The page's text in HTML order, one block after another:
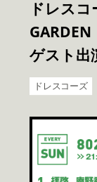
ドレス
ゲスト出
ドレスコーズ